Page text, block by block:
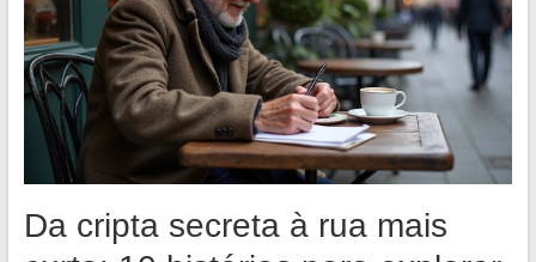
Da cripta secreta à rua mais